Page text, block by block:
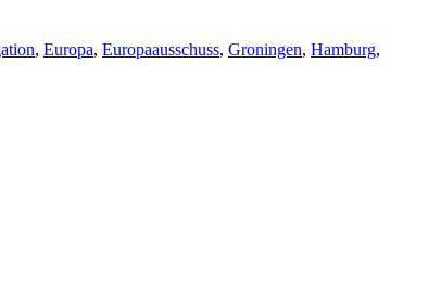
, Europa, Europaausschuss, Groningen, Hamburg,